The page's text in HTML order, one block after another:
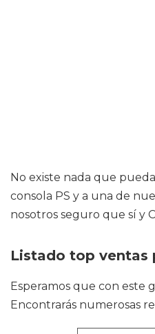
No existe nada que
consola PS y a una de
nosotros seguro que sí y
Listado top ventas
Esperamos que con
Encontrarás numerosas